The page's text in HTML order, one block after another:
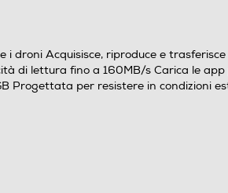
droni Acquisisce, riproduce e
di lettura fino a 160MB/s Carica le app
Progettata per resistere in condizioni